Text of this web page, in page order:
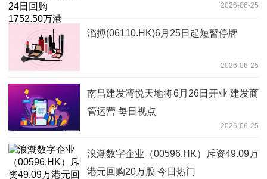
2026-06-25
滔搏(06110.HK)6月25日起短暂停牌
2026-06-25
南昌建发湾悦天地将6月26日开业 建发商
管运营 每日视点
2026-06-25
浪潮数字企业（00596.HK）斥资49.09万
港元回购20万股 今日热门